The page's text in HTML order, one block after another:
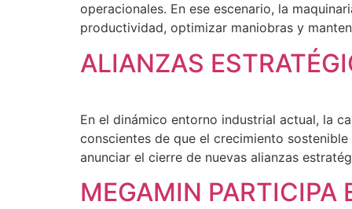
operacionales. En ese escenario, la
productividad, optimizar maniobras y
ALIANZAS
En el dinámico entorno industrial actual, la
conscientes de que el crecimiento
anunciar el cierre de nuevas alianzas
MEGAMIN PARTICIPA